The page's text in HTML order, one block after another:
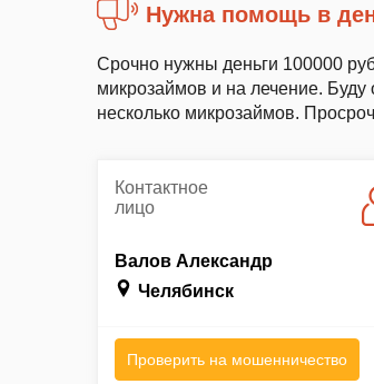
Нужна помощь в
Срочно нужны деньги 100000
микрозаймов и на лечение.
несколько микрозаймов.
Контактное
лицо
Валов Александр
Челябинск
Проверить на мошенничество